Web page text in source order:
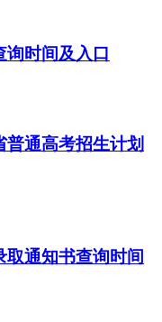
时间及入口
通高考招生计划
通知书查询时间